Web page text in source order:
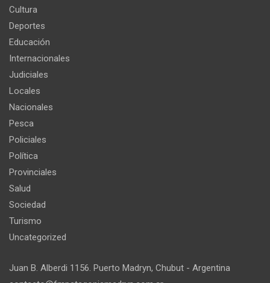
Cultura
Deportes
Educación
Internacionales
Judiciales
Locales
Nacionales
Pesca
Policiales
Política
Provinciales
Salud
Sociedad
Turismo
Uncategorized
Juan B. Alberdi 1156. Puerto Madryn, Chubut - Argentina